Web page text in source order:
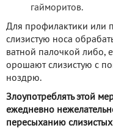
гайморитов.
Для профилактики или
слизистую носа
ватной палочкой либо,
орошают слизистую с
ноздрю.
Злоупотреблять этой
ежедневно
пересыханию